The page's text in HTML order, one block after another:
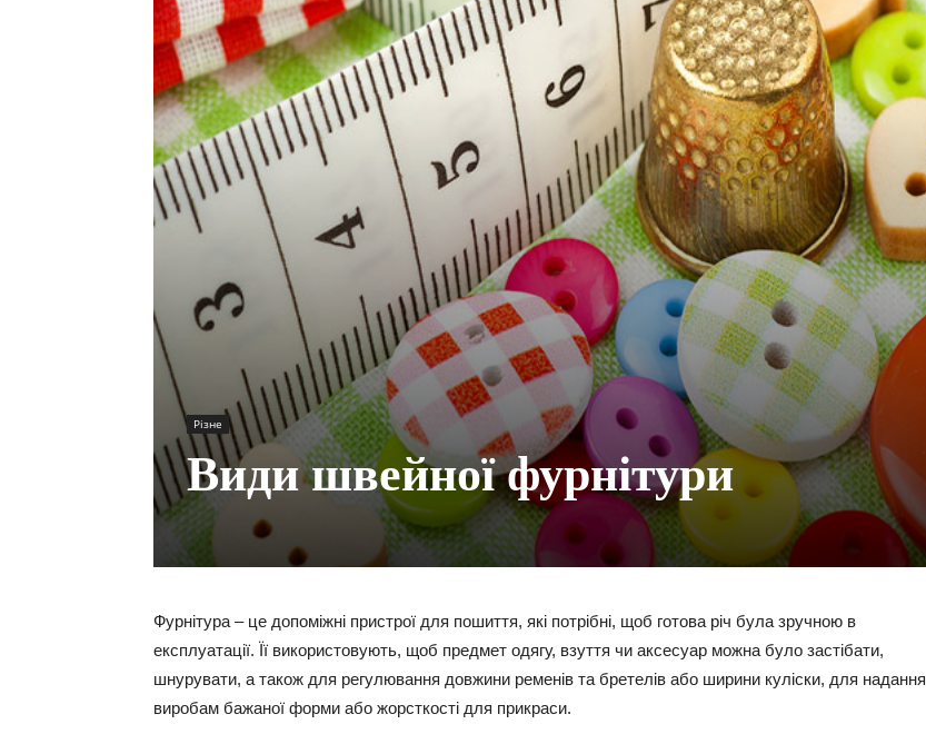
Різне
Види швейної фурнітури
Фурнітура – це допоміжні пристрої для пошиття, які потрібні, щоб готова річ була зручною в
експлуатації. Її використовують, щоб предмет одягу, взуття чи аксесуар можна було застібати,
шнурувати, а також для регулювання довжини ременів та бретелів або ширини куліски, для надання
виробам бажаної форми або жорсткості для прикраси.